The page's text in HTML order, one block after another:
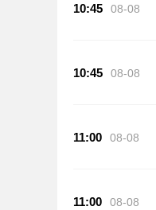
10:45 08-08
10:45 08-08
11:00 08-08
11:00 08-08